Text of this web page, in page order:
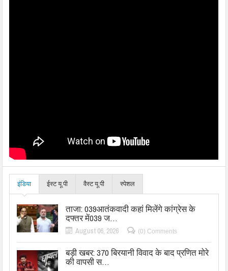
इंडिया ईस्ट यू.पी वैस्ट यू.पी स्पेशल
ताजा: 039आतंकवादी कहां मिलेंगे कांग्रेस के
दफ्तर में039 ज…
August 06, 2026 (0) Comments
बड़ी खबर: 370 बिरयानी विवाद के बाद प्रणित मोरे
की वापसी स…